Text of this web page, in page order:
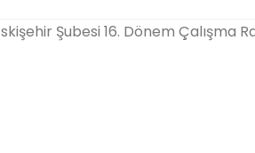
Şubesi 16. Dönem Çalışma